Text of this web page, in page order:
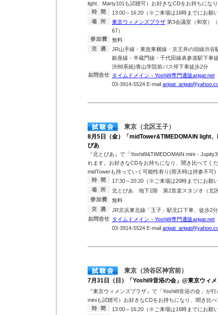
light、Marty101も試聴可）お好きなCDをお持ちにな
13:00～16:20（※ご来場は16時までにお願
東京ウィメンズプラザ 第3会議室（和室）
67）
無料
JR山手線・東急東横線・京王井の頭線渋谷
銀座線・半蔵門線・千代田線表参道駅下車
渋88系統)青山学院前バス停下車徒歩2分
タイムドメイン・Yoshii9専門通販arigat.net
03-3914-5524 E-mail
東京（北区王子）
8月5日（金）「midTower&TIMEDOMAIN light
ぴあ
『北とぴあ』で「Yoshii9&TIMEDOMAIN mini・
れます。お好きなCDをお持ちになり、聞き比べてく
midTowerも持っていく可能性有り(雨天時は持参不可)
17:30～20:20（※ご来場は20時までにお願
北とぴあ 地下1階 第2音楽スタジオ（北
無料
JR京浜東北線「王子」駅北口下車、徒歩
タイムドメイン・Yoshii9専門通販arigat.net
03-3914-5524 E-mail
東京（渋谷区神宮前）
7月31日（日）「Yoshii9音浴の会」@東京ウィ
『東京ウィメンズプラザ』で「Yoshii9音浴の会」が
miniも試聴可）お好きなCDをお持ちになり、聞き比
13:00～16:20（※ご来場は16時までにお願